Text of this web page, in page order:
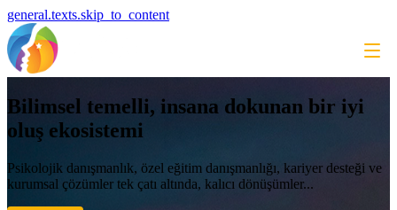
general.texts.skip_to_content
Bilimsel temelli, insana dokunan bir iyi
oluş ekosistemi
Psikolojik danışmanlık, özel eğitim danışmanlığı, kariyer desteği ve
kurumsal çözümler tek çatı altında, kalıcı dönüşümler...